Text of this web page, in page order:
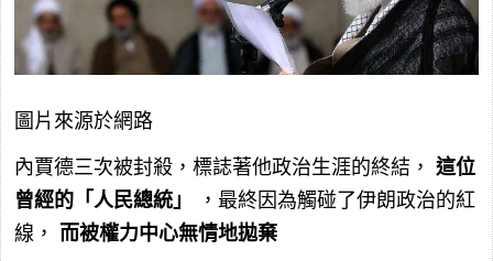
圖片來源於網路
內賈德三次被封殺，標誌著他政治生涯的終結， 這位
曾經的「人民總統」
，最終因為觸碰了伊朗政治的紅
線， 而被權力中心無情地拋棄